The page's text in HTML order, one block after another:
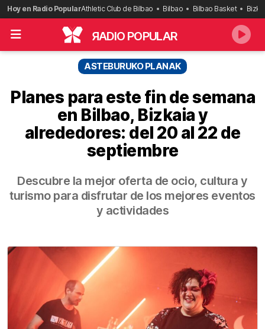
Saltar
al
contenido
Hoy en Radio PopularAthletic Club de Bilbao Bilbao Bilbao Basket
RADIO POPULAR
ASTEBURUKO PLANAK
Planes para este fin de semana
en Bilbao, Bizkaia y
alrededores: del 20 al 22 de
septiembre
Descubre la mejor oferta de ocio, cultura y
turismo para disfrutar de los mejores eventos
y actividades